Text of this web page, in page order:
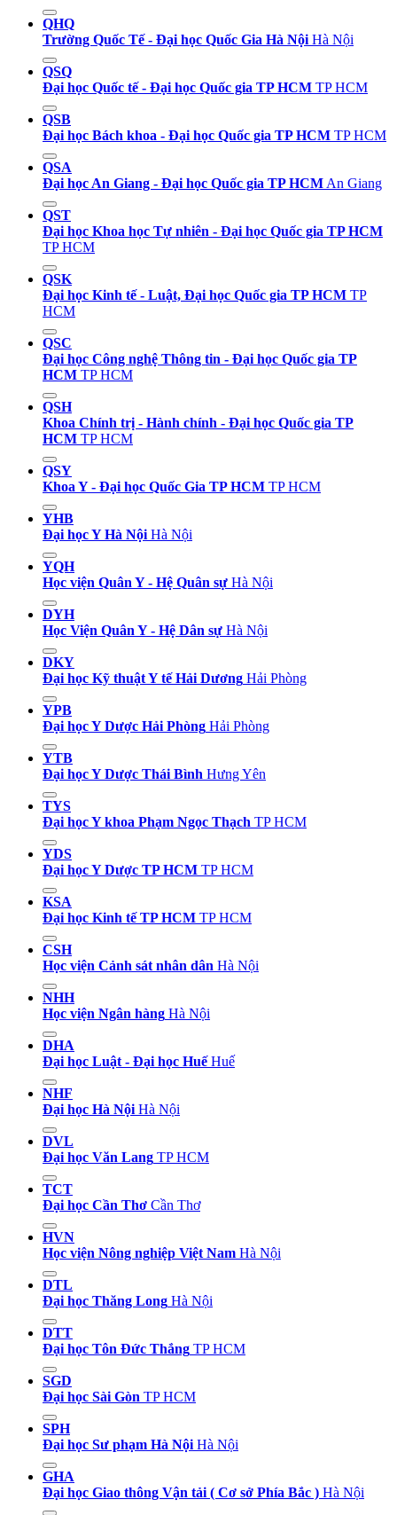
QHQ
Trường Quốc Tế - Đại học Quốc Gia Hà Nội Hà Nội
QSQ
Đại học Quốc tế - Đại học Quốc gia TP HCM TP HCM
QSB
Đại học Bách khoa - Đại học Quốc gia TP HCM TP HCM
QSA
Đại học An Giang - Đại học Quốc gia TP HCM An Giang
QST
Đại học Khoa học Tự nhiên - Đại học Quốc gia TP HCM
TP HCM
QSK
Đại học Kinh tế - Luật, Đại học Quốc gia TP HCM TP
HCM
QSC
Đại học Công nghệ Thông tin - Đại học Quốc gia TP
HCM TP HCM
QSH
Khoa Chính trị - Hành chính - Đại học Quốc gia TP
HCM TP HCM
QSY
Khoa Y - Đại học Quốc Gia TP HCM TP HCM
YHB
Đại học Y Hà Nội Hà Nội
YQH
Học viện Quân Y - Hệ Quân sự Hà Nội
DYH
Học Viện Quân Y - Hệ Dân sự Hà Nội
DKY
Đại học Kỹ thuật Y tế Hải Dương Hải Phòng
YPB
Đại học Y Dược Hải Phòng Hải Phòng
YTB
Đại học Y Dược Thái Bình Hưng Yên
TYS
Đại học Y khoa Phạm Ngọc Thạch TP HCM
YDS
Đại học Y Dược TP HCM TP HCM
KSA
Đại học Kinh tế TP HCM TP HCM
CSH
Học viện Cảnh sát nhân dân Hà Nội
NHH
Học viện Ngân hàng Hà Nội
DHA
Đại học Luật - Đại học Huế Huế
NHF
Đại học Hà Nội Hà Nội
DVL
Đại học Văn Lang TP HCM
TCT
Đại học Cần Thơ Cần Thơ
HVN
Học viện Nông nghiệp Việt Nam Hà Nội
DTL
Đại học Thăng Long Hà Nội
DTT
Đại học Tôn Đức Thắng TP HCM
SGD
Đại học Sài Gòn TP HCM
SPH
Đại học Sư phạm Hà Nội Hà Nội
GHA
Đại học Giao thông Vận tải ( Cơ sở Phía Bắc ) Hà Nội